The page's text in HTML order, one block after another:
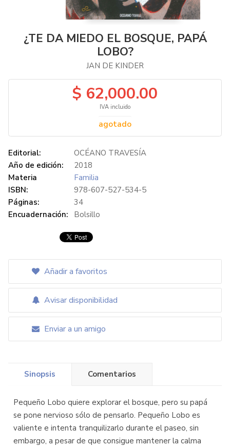
¿TE DA MIEDO EL BOSQUE, PAPÁ
LOBO?
JAN DE KINDER
$ 62,000.00
IVA incluido
agotado
Editorial:
OCÉANO TRAVESÍA
Año de edición:
2018
Materia
Familia
ISBN:
978-607-527-534-5
Páginas:
34
Encuadernación:
Bolsillo
Añadir a favoritos
Avisar disponibilidad
Enviar a un amigo
Sinopsis Comentarios
Pequeño Lobo quiere explorar el bosque, pero su papá
se pone nervioso sólo de pensarlo. Pequeño Lobo es
valiente e intenta tranquilizarlo durante el paseo, sin
embargo, a pesar de que consigue mantener la calma